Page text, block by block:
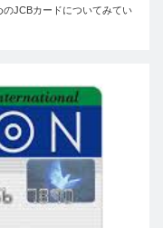
JCBカードについてみてい